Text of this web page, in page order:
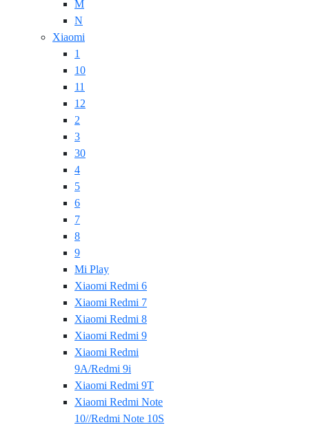
M
N
Xiaomi
1
10
11
12
2
3
30
4
5
6
7
8
9
Mi Play
Xiaomi Redmi 6
Xiaomi Redmi 7
Xiaomi Redmi 8
Xiaomi Redmi 9
Xiaomi Redmi
9A/Redmi 9i
Xiaomi Redmi 9T
Xiaomi Redmi Note
10//Redmi Note 10S